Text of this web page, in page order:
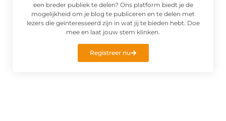
een breder publiek te delen? Ons platform biedt je de
mogelijkheid om je blog te publiceren en te delen met
lezers die geïnteresseerd zijn in wat jij te bieden hebt. Doe
mee en laat jouw stem klinken.
Registreer nu